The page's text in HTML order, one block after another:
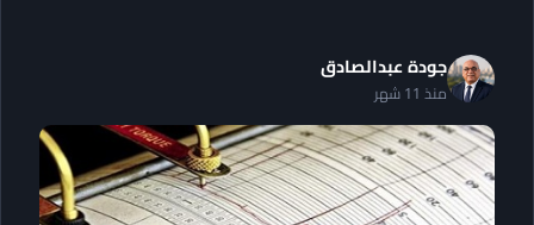
جودة عبدالصادق
منذ 11 شهر